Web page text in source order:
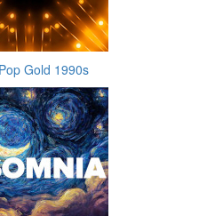
Gold 1990s